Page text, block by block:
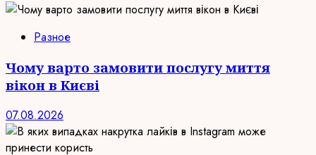
Разное
Чому варто замовити послугу миття
вікон в Києві
07.08.2026